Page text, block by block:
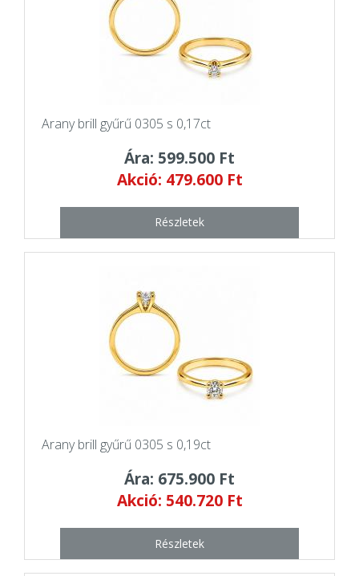
Arany brill gyűrű 0305 s 0,17ct
Ára: 599.500 Ft
Akció: 479.600 Ft
Részletek
Arany brill gyűrű 0305 s 0,19ct
Ára: 675.900 Ft
Akció: 540.720 Ft
Részletek